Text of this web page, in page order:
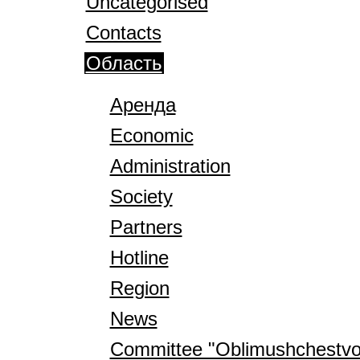
Contacts
Область
Аренда
Economic
Administration
Society
Partners
Hotline
Region
News
Committee